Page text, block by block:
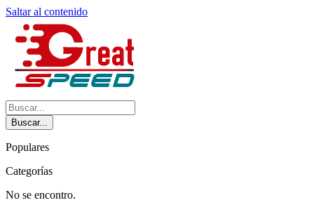
Saltar al contenido
Buscar...
Populares
Categorías
No se encontro.